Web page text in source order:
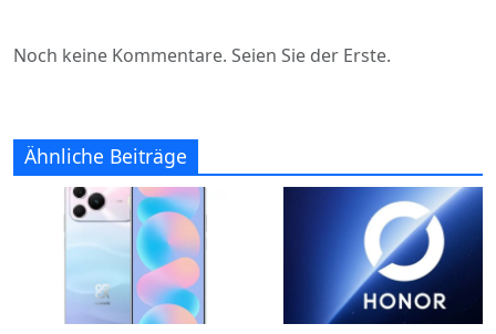
Noch keine Kommentare. Seien Sie der Erste.
Ähnliche Beiträge